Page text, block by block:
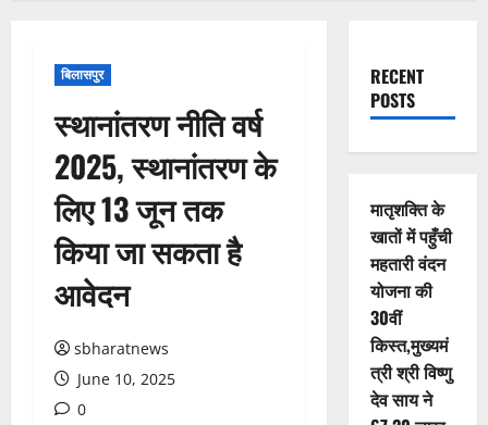
बिलासपुर
स्थानांतरण नीति वर्ष
2025, स्थानांतरण के
लिए 13 जून तक
किया जा सकता है
आवेदन
sbharatnews
June 10, 2025
0
RECENT
POSTS
मातृशक्ति के
खातों में पहुँची
महतारी वंदन
योजना की
30वीं
किस्त,मुख्यमं
त्री श्री विष्णु
देव साय ने